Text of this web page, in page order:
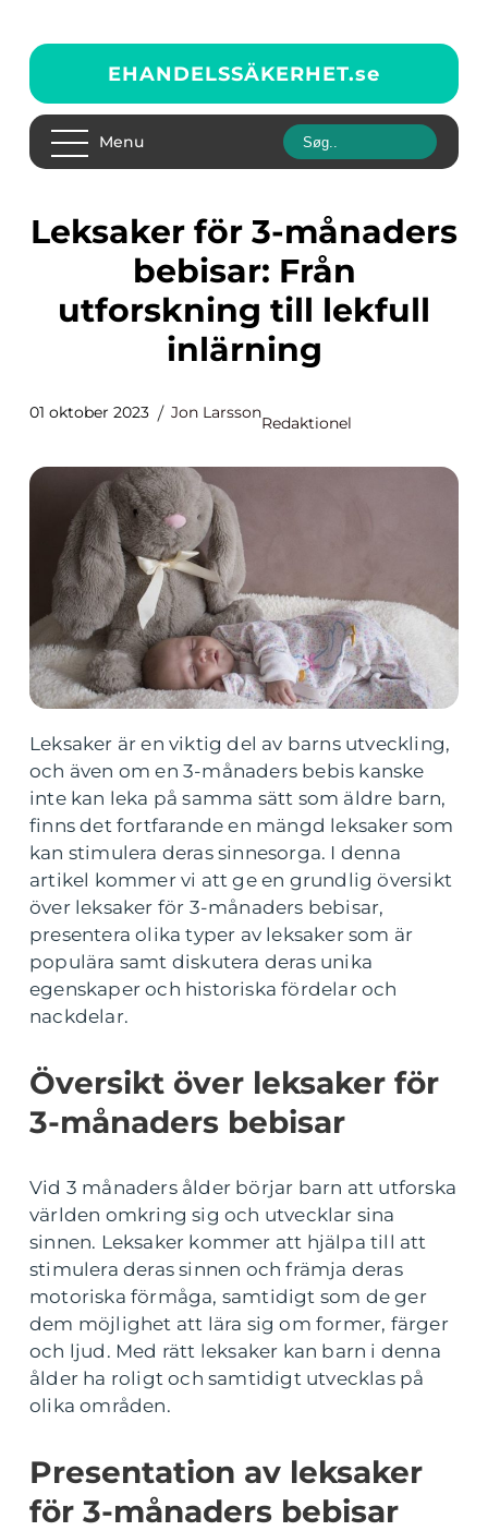
EHANDELSSÄKERHET.se
Menu
Leksaker för 3-månaders
bebisar: Från
utforskning till lekfull
inlärning
01 oktober 2023 Jon Larsson
Redaktionel
Leksaker är en viktig del av barns utveckling,
och även om en 3-månaders bebis kanske
inte kan leka på samma sätt som äldre barn,
finns det fortfarande en mängd leksaker som
kan stimulera deras sinnesorga. I denna
artikel kommer vi att ge en grundlig översikt
över leksaker för 3-månaders bebisar,
presentera olika typer av leksaker som är
populära samt diskutera deras unika
egenskaper och historiska fördelar och
nackdelar.
Översikt över leksaker för
3-månaders bebisar
Vid 3 månaders ålder börjar barn att utforska
världen omkring sig och utvecklar sina
sinnen. Leksaker kommer att hjälpa till att
stimulera deras sinnen och främja deras
motoriska förmåga, samtidigt som de ger
dem möjlighet att lära sig om former, färger
och ljud. Med rätt leksaker kan barn i denna
ålder ha roligt och samtidigt utvecklas på
olika områden.
Presentation av leksaker
för 3-månaders bebisar